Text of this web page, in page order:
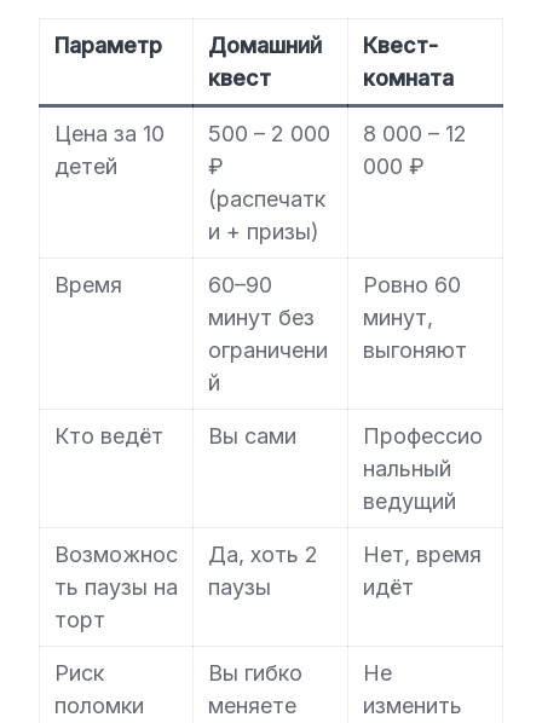
Параметр
Домашний
квест
Квест-
комната
Цена за 10
детей
500 – 2 000
₽
(распечатк
и + призы)
8 000 – 12
000 ₽
Время
60–90
минут без
ограничени
й
Ровно 60
минут,
выгоняют
Кто ведёт Вы сами
Профессио
нальный
ведущий
Возможнос
ть паузы на
торт
Да, хоть 2
паузы
Нет, время
идёт
Риск
поломки
Вы гибко
меняете
Не
изменить